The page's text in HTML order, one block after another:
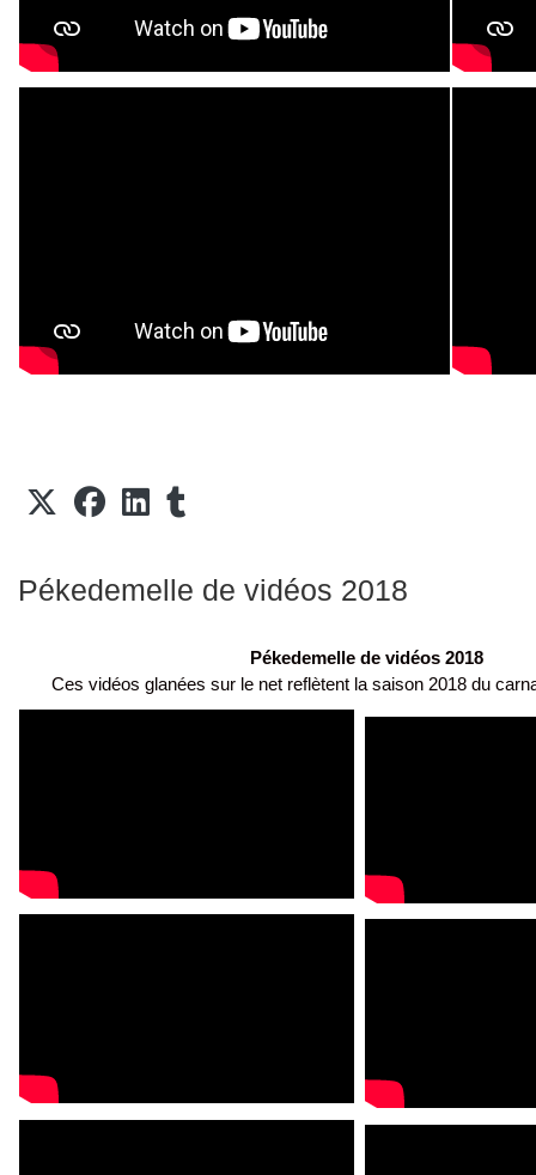
Pékedemelle de vidéos 2018
Pékedemelle de vidéos 2018
Ces vidéos glanées sur le net reflètent la saison 2018 du